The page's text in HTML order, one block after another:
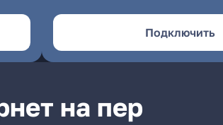
Подключить
на пер